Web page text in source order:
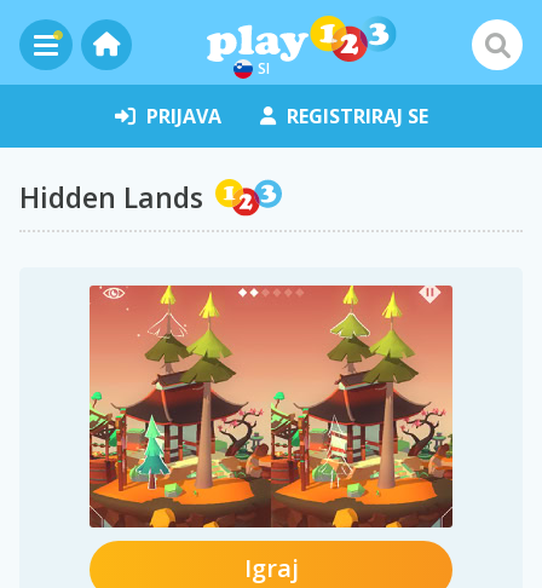
SI
PRIJAVA REGISTRIRAJ SE
Hidden Lands
Igraj